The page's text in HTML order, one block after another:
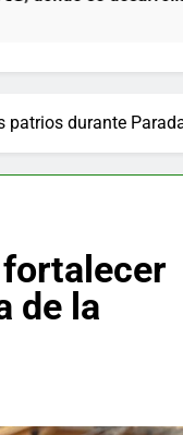
durante
de la